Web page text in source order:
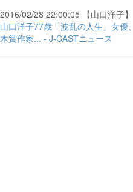
2016/02/28 22:00:05 【山口洋子】
山口洋子77歳「波乱の人生」女
木賞作家... - J-CASTニュース